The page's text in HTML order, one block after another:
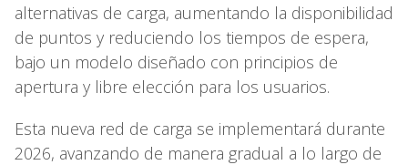
alternativas de carga, aumentando la disponibilidad
de puntos y reduciendo los tiempos de espera,
bajo un modelo diseñado con principios de
apertura y libre elección para los usuarios.
Esta nueva red de carga se implementará durante
2026, avanzando de manera gradual a lo largo de